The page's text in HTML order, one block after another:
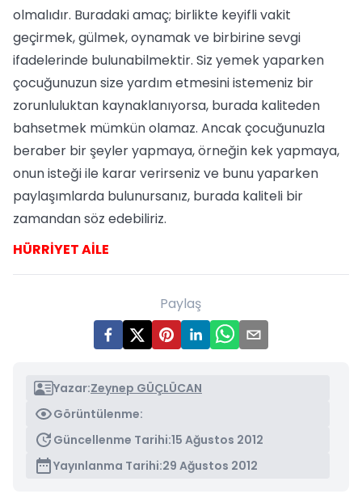
olmalıdır. Buradaki amaç; birlikte keyifli vakit
geçirmek, gülmek, oynamak ve birbirine sevgi
ifadelerinde bulunabilmektir. Siz yemek yaparken
çocuğunuzun size yardım etmesini istemeniz bir
zorunluluktan kaynaklanıyorsa, burada kaliteden
bahsetmek mümkün olamaz. Ancak çocuğunuzla
beraber bir şeyler yapmaya, örneğin kek yapmaya,
onun isteği ile karar verirseniz ve bunu yaparken
paylaşımlarda bulunursanız, burada kaliteli bir
zamandan söz edebiliriz.
HÜRRİYET AİLE
Paylaş
Yazar:Zeynep GÜÇLÜCAN
Görüntülenme:
Güncellenme Tarihi:15 Ağustos 2012
Yayınlanma Tarihi:29 Ağustos 2012